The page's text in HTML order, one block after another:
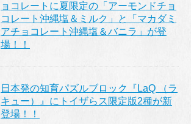
ョコレートに夏限定の「アーモンドチョ
コレート沖縄塩＆ミルク」と「マカダミ
アチョコレート沖縄塩＆バニラ」が登
場！！
日本発の知育パズルブロック『LaQ （ラ
キュー）』にトイザらス限定版2種が新
登場！！